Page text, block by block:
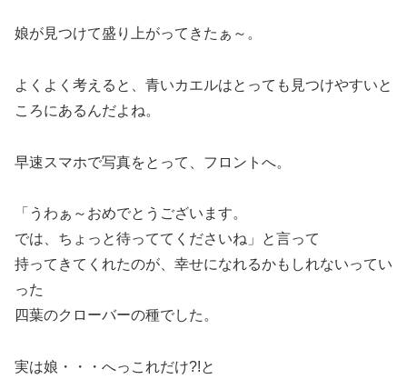
娘が見つけて盛り上がってきたぁ～。
よくよく考えると、青いカエルはとっても見つけやすいと
ころにあるんだよね。
早速スマホで写真をとって、フロントへ。
「うわぁ～おめでとうございます。
では、ちょっと待っててくださいね」と言って
持ってきてくれたのが、幸せになれるかもしれないってい
った
四葉のクローバーの種でした。
実は娘・・・へっこれだけ?!と